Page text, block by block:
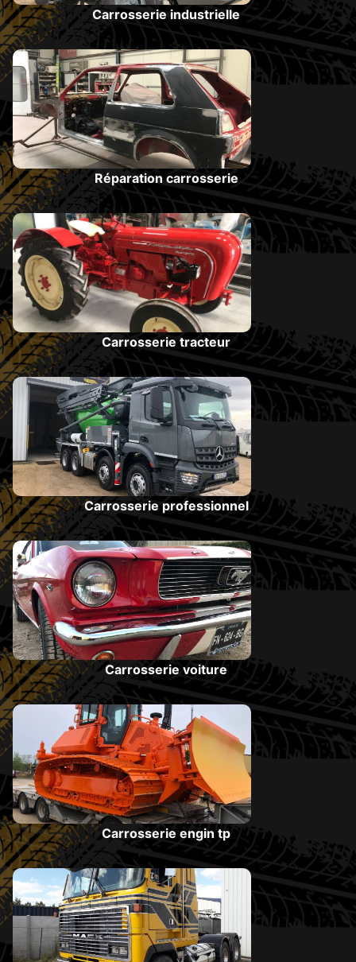
Carrosserie industrielle
Réparation carrosserie
Carrosserie tracteur
Carrosserie professionnel
Carrosserie voiture
Carrosserie engin tp